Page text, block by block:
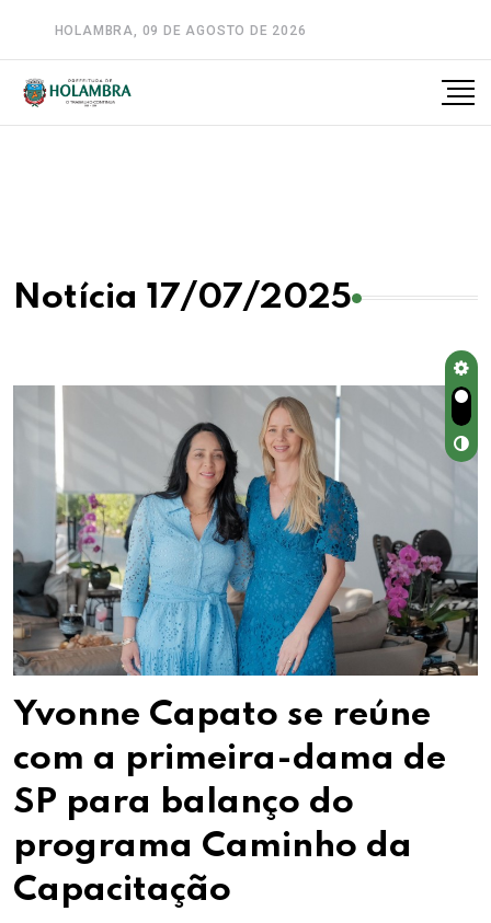
HOLAMBRA, 09 DE AGOSTO DE 2026
Notícia 17/07/2025
Yvonne Capato se reúne
com a primeira-dama de
SP para balanço do
programa Caminho da
Capacitação